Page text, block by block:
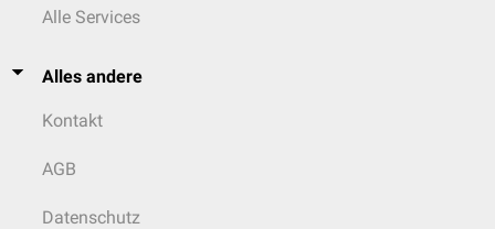
Alle Services
Alles andere
Kontakt
AGB
Datenschutz